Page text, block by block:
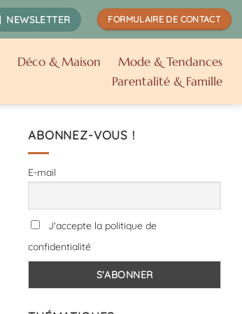
NEWSLETTER FORMULAIRE DE CONTACT
Déco & Maison
Mode & Tendances
Parentalité & Famille
ABONNEZ-VOUS !
E-mail
J'accepte la politique de
confidentialité